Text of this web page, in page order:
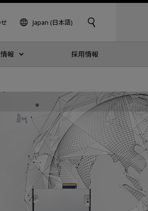
Japan (日本語)
報 採用情報